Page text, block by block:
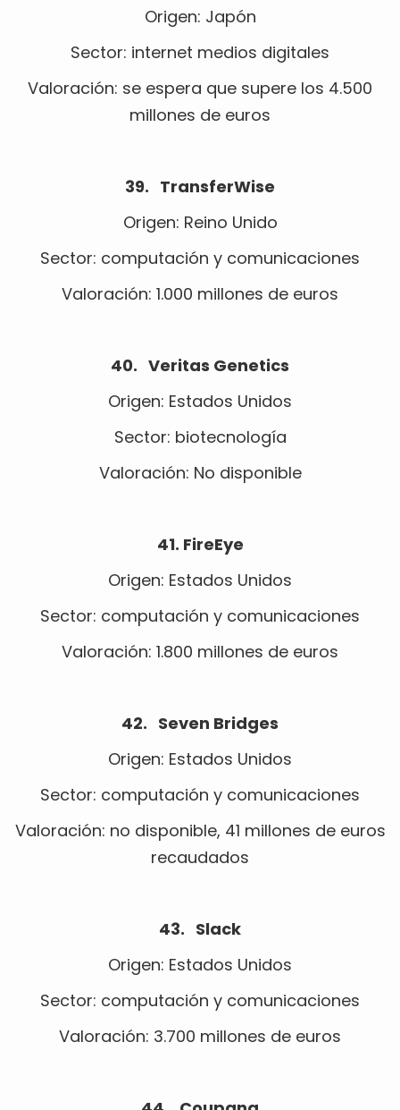
Origen: Japón
Sector: internet medios digitales
Valoración: se espera que supere los 4.500
millones de euros
39. TransferWise
Origen: Reino Unido
Sector: computación y comunicaciones
Valoración: 1.000 millones de euros
40. Veritas Genetics
Origen: Estados Unidos
Sector: biotecnología
Valoración: No disponible
41. FireEye
Origen: Estados Unidos
Sector: computación y comunicaciones
Valoración: 1.800 millones de euros
42. Seven Bridges
Origen: Estados Unidos
Sector: computación y comunicaciones
Valoración: no disponible, 41 millones de euros
recaudados
43. Slack
Origen: Estados Unidos
Sector: computación y comunicaciones
Valoración: 3.700 millones de euros